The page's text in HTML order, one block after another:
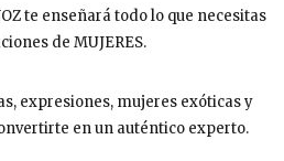
te enseñará todo lo que necesitas
de MUJERES.
expresiones, mujeres exóticas y
en un auténtico experto.